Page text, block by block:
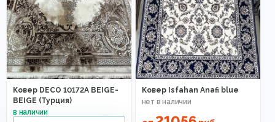
Ковер DECO 10172A BEIGE-
BEIGE (Турция)
Ковер Isfahan Anafi blue